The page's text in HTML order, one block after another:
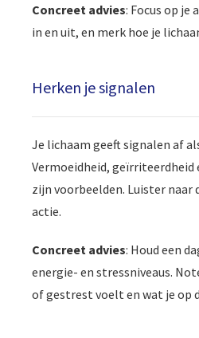
Concreet advies: Focus op je
in en uit, en merk hoe je
Herken je signalen
Je lichaam geeft signalen af
Vermoeidheid,
zijn voorbeelden. Luister naar
actie.
Concreet advies: Houd een
energie- en stressniveaus.
of gestrest voelt en wat je op